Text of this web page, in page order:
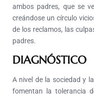
ambos padres, que se
creándose un círculo
de los reclamos, las
padres.
DIAGNÓSTICO
A nivel de la sociedad y
fomentan la tolerancia